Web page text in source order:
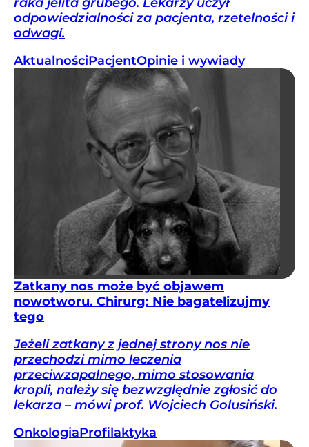
odpowiedzialności za pacjenta, rzetelności i
odwagi.
AktualnościPacjentOpinie i wywiady
Zatkany nos może być objawem
nowotworu. Chirurg: Nie bagatelizujmy
tego
Jeżeli zatkany z jednej strony nos nie
przechodzi mimo leczenia
przeciwzapalnego, mimo stosowania
kropli, należy się bezwzględnie zgłosić do
lekarza – mówi prof. Wojciech Golusiński.
OnkologiaProfilaktyka